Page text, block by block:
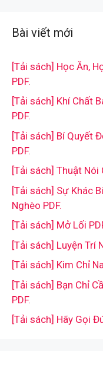
Bài viết mới
[Tải sách] Học Ăn,
PDF.
[Tải sách] Khí Chất
PDF.
[Tải sách] Bí Quyết
PDF.
[Tải sách] Thuật Nói
[Tải sách] Sự Khác
Nghèo PDF.
[Tải sách] Mở Lối
[Tải sách] Luyện Trí
[Tải sách] Kim Chỉ
[Tải sách] Bạn Chỉ
PDF.
[Tải sách] Hãy Gọi